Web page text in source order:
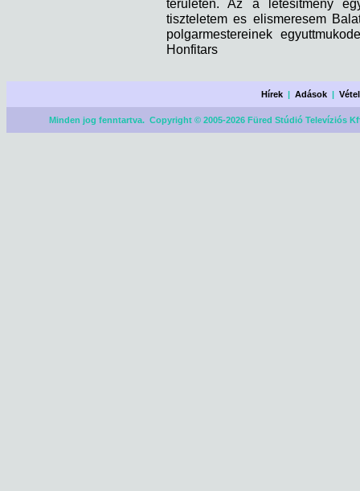
teruleten. Az a letesitmeny
tiszteletem es elismeresem
polgarmestereinek
Honfitars
Hírek |Adások |
Minden jog fenntartva. Copyright © 2005-2026 Füred Stúdió Televíziós